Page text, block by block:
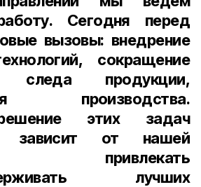
Сегодня перед
вызовы: внедрение
сокращение
следа продукции,
производства.
этих задач
зависит от нашей
привлекать
лучших